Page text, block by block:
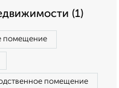
(1)
помещение
помещение